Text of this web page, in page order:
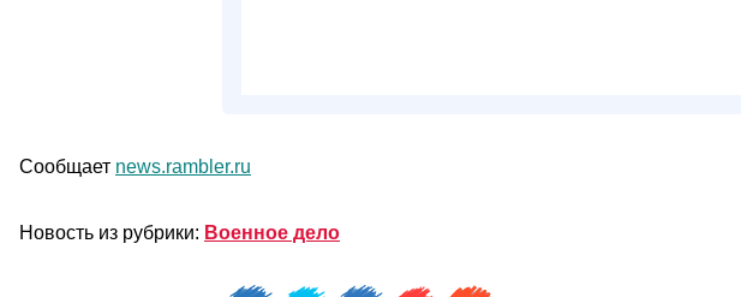
Сообщает news.rambler.ru
Новость из рубрики: Военное дело